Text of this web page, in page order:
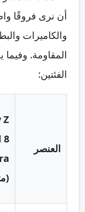
أن نرى فروقًا
والكاميرات
المقاومة. وفيما
الفئتين:
العنصر
Z
8